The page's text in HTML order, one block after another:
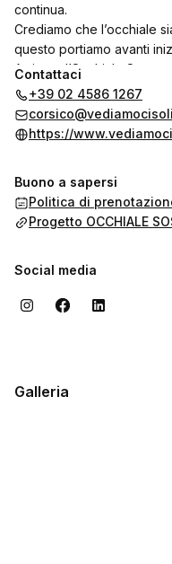
continua.
Crediamo che l’occhiale
questo portiamo avanti
Amico e l’Occhiale
tutti.
La nostra missione è
umanità per migliorare la
Contattaci
+39 02 4586 1267
https://
Buono a sapersi
Politica di
Progetto OCCHIALE
Social media
Galleria